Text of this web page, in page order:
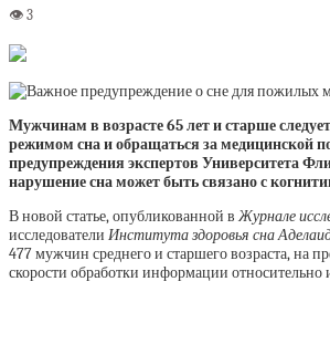
Мужчинам в возрасте 65 лет и старше
режимом сна и обращаться за медицинской
предупреждения экспертов Университета
нарушение сна может быть связано с
В новой статье, опубликованной вЖурнале
исследователи Института здоровья сна
477 мужчин среднего и старшего возраста, на
скорости обработки информации относительно